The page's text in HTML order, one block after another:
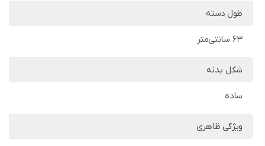
طول دسته
63 سانتی‌متر
شکل بدنه
ساده
ویژگی ظاهری